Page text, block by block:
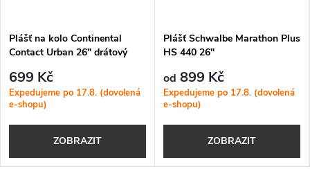
Plášť na kolo Continental
Contact Urban 26" drátový
699 Kč
Expedujeme po 17.8. (dovolená
e-shopu)
ZOBRAZIT
Plášť Schwalbe Marathon Plus
HS 440 26"
od 899 Kč
Expedujeme po 17.8. (dovolená
e-shopu)
ZOBRAZIT